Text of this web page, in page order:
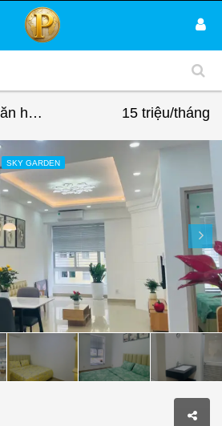
Cần cho thuê gắp căn hộ Sky Garden 2. DT 71m2 Nhà đẹp- đầy đủ nội thất-2 Phòng-1wc- Giá thuê rẻ 15Triệu/Tháng 15 triệu/tháng
SKY GARDEN